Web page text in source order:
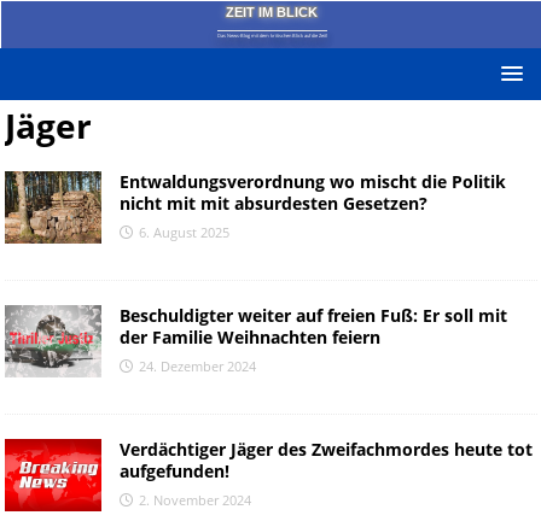
ZEIT IM BLICK
Das News-Blog mit dem kritischen Blick auf die Zeit!
Jäger
Entwaldungsverordnung wo mischt die Politik
nicht mit mit absurdesten Gesetzen?
6. August 2025
Beschuldigter weiter auf freien Fuß: Er soll mit
der Familie Weihnachten feiern
24. Dezember 2024
Verdächtiger Jäger des Zweifachmordes heute tot
aufgefunden!
2. November 2024